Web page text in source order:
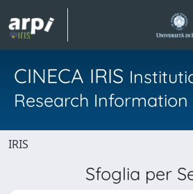
CINECA IRIS
Research Information
IRIS
Sfoglia per